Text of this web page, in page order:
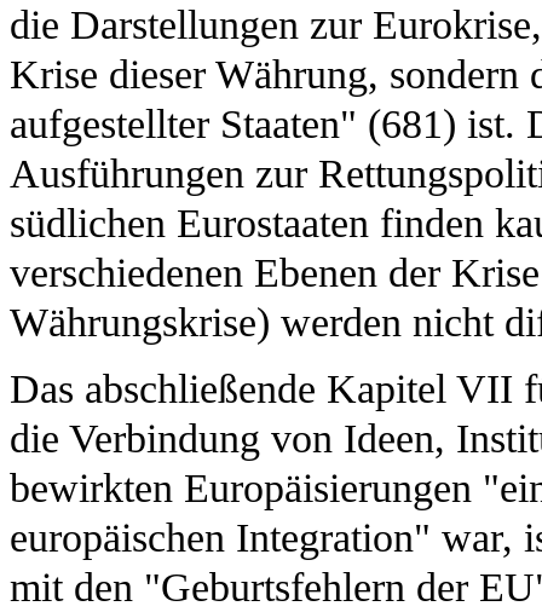
die Darstellungen zur
Krise dieser Währung, sondern
aufgestellter Staaten" (681) ist.
Ausführungen zur
südlichen Eurostaaten finden
verschiedenen Ebenen der
Währungskrise) werden nicht
Das abschließende Kapitel VII
die Verbindung von Ideen,
bewirkten Europäisierungen
europäischen Integration" war,
mit den "Geburtsfehlern der